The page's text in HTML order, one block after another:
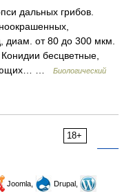
дальных грибов.
диам. от 80 до 300 мкм.
бесцветные,
…
Биологический
18+
Joomla,
Drupal,